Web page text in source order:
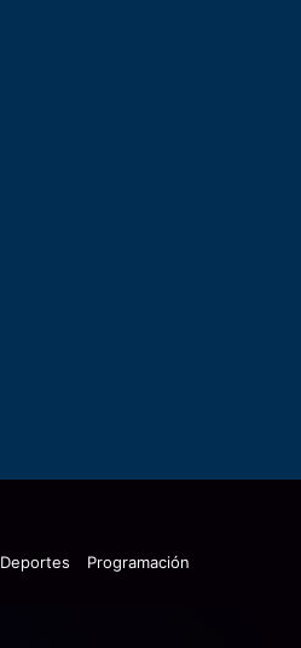
Deportes Programación